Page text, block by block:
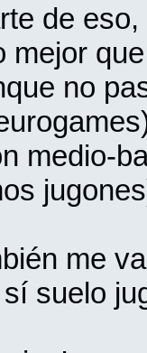
de
mejor
no
medio-
me
suelo